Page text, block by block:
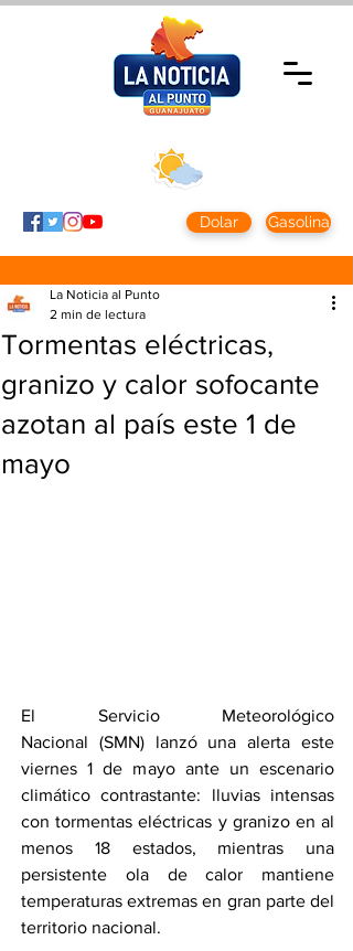
Dolar Gasolina
Tormentas eléctricas,
granizo y calor sofocante
azotan al país este 1 de
mayo
La Noticia al Punto
2 min de lectura
El Servicio Meteorológico
Nacional (SMN) lanzó una alerta este
viernes 1 de mayo ante un escenario
climático contrastante: lluvias intensas
con tormentas eléctricas y granizo en al
menos 18 estados, mientras una
persistente ola de calor mantiene
temperaturas extremas en gran parte del
territorio nacional.